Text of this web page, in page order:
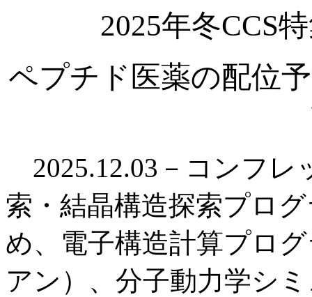
2025年冬CCS
ペプチド医薬の配位
2025.12.03－コンフレ
索・結晶構造探索プロ
め、電子構造計算プロ
アン）、分子動力学シ